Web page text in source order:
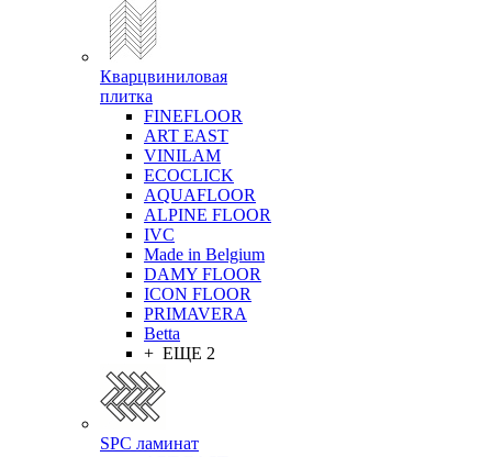
Кварцвиниловая
плитка
FINEFLOOR
ART EAST
VINILAM
ECOCLICK
AQUAFLOOR
ALPINE FLOOR
IVC
Made in Belgium
DAMY FLOOR
ICON FLOOR
PRIMAVERA
Betta
+ ЕЩЕ 2
SPC ламинат